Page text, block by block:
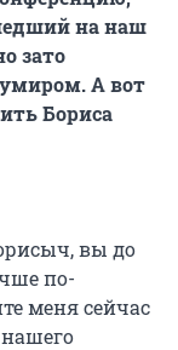
на наш
зато
А вот
Бориса
вы до
по-
меня сейчас